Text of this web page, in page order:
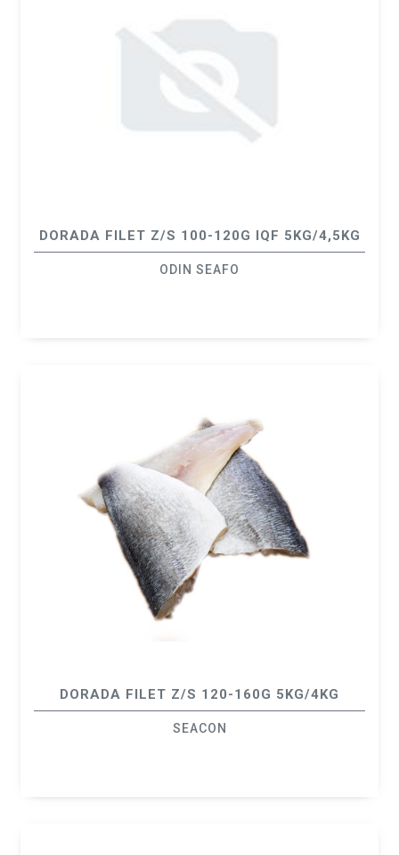
DORADA FILET Z/S 100-120G IQF 5KG/4,5KG
ODIN SEAFO
DORADA FILET Z/S 120-160G 5KG/4KG
SEACON